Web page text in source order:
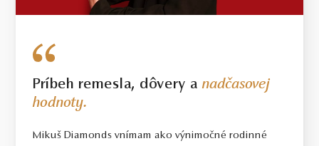
Príbeh remesla, dôvery anadčasovej
hodnoty.
Mikuš Diamonds vnímam ako výnimočné rodinné